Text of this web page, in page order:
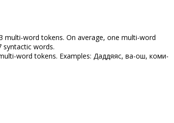
multi-word tokens. On average, one multi-word
syntactic words.
word tokens. Examples: Даддяяс, ва-ош, коми-